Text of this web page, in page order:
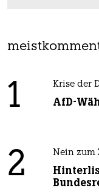
1 Krise der
AfD-
2 Nein zum